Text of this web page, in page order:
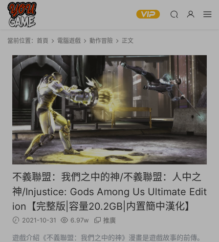
當前位置： 首頁 電腦遊戲 動作冒險 正文
不義聯盟：我們之中的神/不義聯盟：人中之
神/Injustice: Gods Among Us Ultimate Edit
ion【完整版|容量20.2GB|内置簡中漢化】
2021-10-31 6.97w 推廣
遊戲介紹《不義聯盟：我們之中的神》漫畫是遊戲故事的前傳。